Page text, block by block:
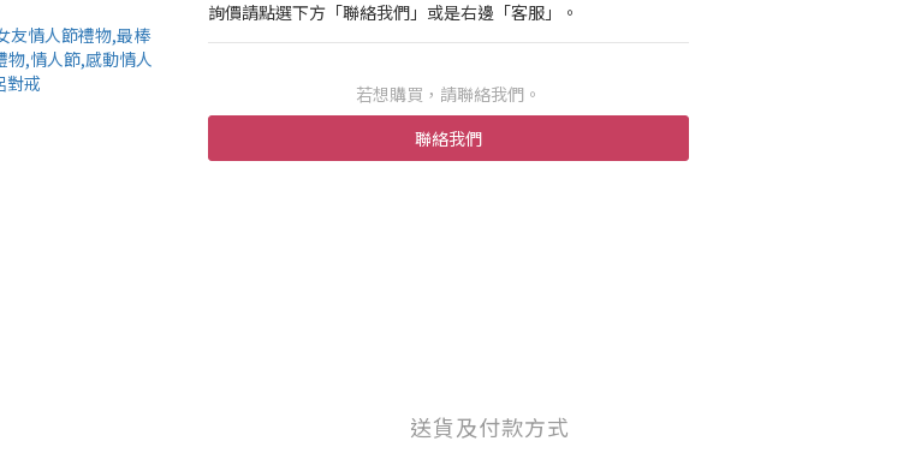
詢價請點選下方「聯絡我們」或是右邊「客服」。
若想購買，請聯絡我們。
聯絡我們
送貨及付款方式